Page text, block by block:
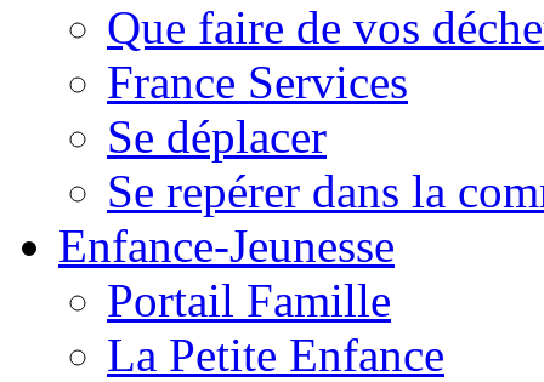
Que faire de vos
France Services
Se déplacer
Se repérer dans la
Enfance-Jeunesse
Portail Famille
La Petite Enfance